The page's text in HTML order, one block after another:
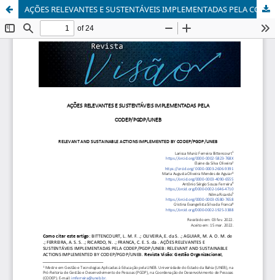
AÇÕES RELEVANTES E SUSTENTÁVEIS IMPLEMENTADAS PELA CODEP/PGDP/UNEB